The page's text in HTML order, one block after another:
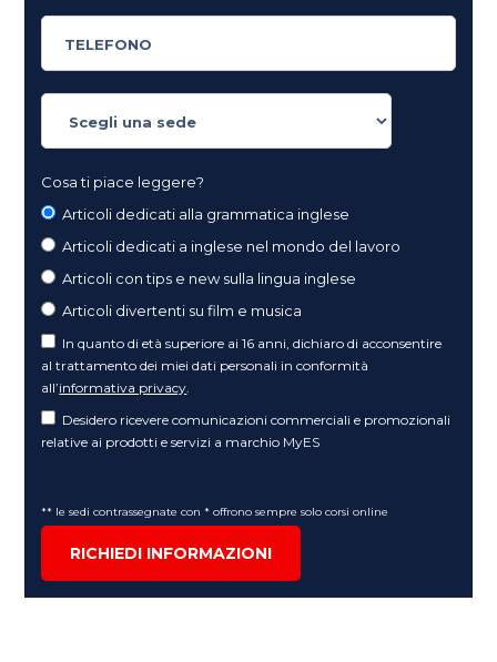
Cosa ti piace leggere?
Articoli dedicati alla grammatica inglese
Articoli dedicati a inglese nel mondo del lavoro
Articoli con tips e new sulla lingua inglese
Articoli divertenti su film e musica
In quanto di età superiore ai 16 anni, dichiaro di acconsentire
al trattamento dei miei dati personali in conformità
all’informativa privacy
Desidero ricevere comunicazioni commerciali e promozionali
relative ai prodotti e servizi a marchio MyES
** le sedi contrassegnate con * offrono sempre solo corsi online
RICHIEDI INFORMAZIONI